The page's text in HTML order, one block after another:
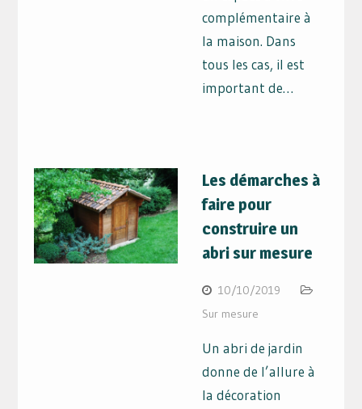
complémentaire à
la maison. Dans
tous les cas, il est
important de…
Les démarches à
faire pour
construire un
abri sur mesure
10/10/2019
Sur mesure
Un abri de jardin
donne de l’allure à
la décoration